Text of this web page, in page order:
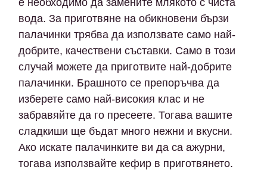
е необходимо да замените млякото с чиста
вода. За приготвяне на обикновени бързи
палачинки трябва да използвате само най-
добрите, качествени съставки. Само в този
случай можете да приготвите най-добрите
палачинки. Брашното се препоръчва да
изберете само най-високия клас и не
забравяйте да го пресеете. Тогава вашите
сладкиши ще бъдат много нежни и вкусни.
Ако искате палачинките ви да са ажурни,
тогава използвайте кефир в приготвянето.